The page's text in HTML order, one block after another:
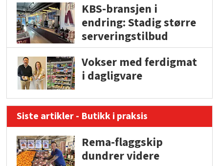
KBS-bransjen i
endring: Stadig større
serveringstilbud
Vokser med ferdigmat
i dagligvare
Siste artikler - Butikk i praksis
Rema-flaggskip
dundrer videre